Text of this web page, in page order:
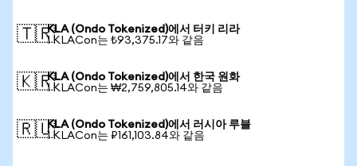
🇹🇷KLA (Ondo Tokenized)에서 터키 리라
1 KLACon는 ₺93,375.17와 같음
🇰🇷KLA (Ondo Tokenized)에서 한국 원화
1 KLACon는 ₩2,759,805.14와 같음
🇷🇺KLA (Ondo Tokenized)에서 러시아 루블
1 KLACon는 ₽161,103.84와 같음